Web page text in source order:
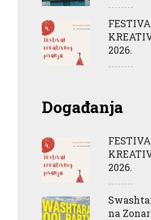
2026.
Događanja
2026.
na